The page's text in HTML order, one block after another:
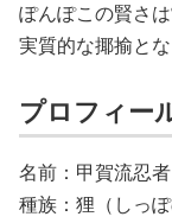
ぽんぽこの賢さ
実質的な揶揄とな
プロフィー
名前：甲賀流忍
種族：狸（しっ